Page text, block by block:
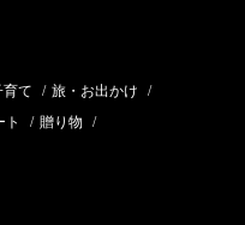
育て / 旅・お出かけ /
/ 贈り物 /